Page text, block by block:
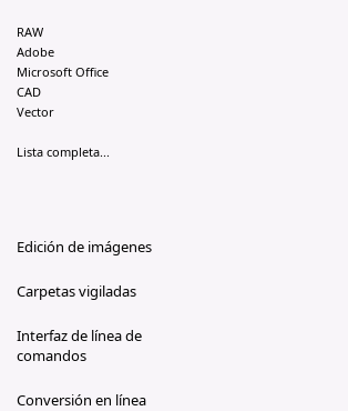
RAW
Adobe
Microsoft Office
CAD
Vector
Lista completa...
Edición de imágenes
Carpetas vigiladas
Interfaz de línea de
comandos
Conversión en línea